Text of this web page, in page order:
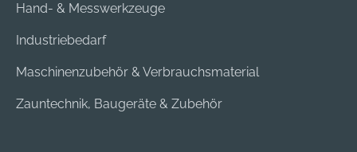
Hand- & Messwerkzeuge
Industriebedarf
Maschinenzubehör & Verbrauchsmaterial
Zauntechnik, Baugeräte & Zubehör